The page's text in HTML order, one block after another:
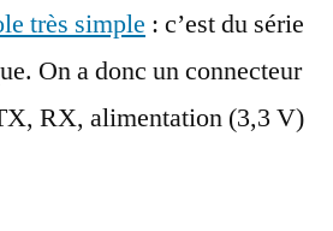
très simple : c’est du série
On a donc un connecteur
RX, alimentation (3,3 V)